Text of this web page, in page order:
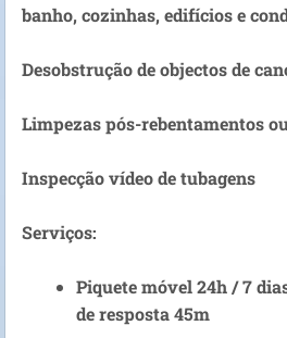
banho, cozinhas, edifícios e
Desobstrução de objectos de
Limpezas pós-rebentamentos
Inspecção vídeo de tubagens
Serviços:
Piquete móvel 24h / 7
de resposta 45m